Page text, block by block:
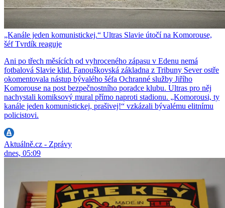
„Kanále jeden komunistickej.“ Ultras Slavie útočí na Komorouse,
šéf Tvrdík reaguje
Ani po třech měsících od vyhroceného zápasu v Edenu nemá
fotbalová Slavie klid. Fanouškovská základna z Tribuny Sever ostře
okomentovala nástup bývalého šéfa Ochranné služby Jiřího
Komorouse na post bezpečnostního poradce klubu. Ultras pro něj
nachystali komiksový mural přímo naproti stadionu. „Komorousi, ty
kanále jeden komunistickej, prašivej!“ vzkázali bývalému elitnímu
policistovi.
Aktuálně.cz - Zprávy
dnes, 05:09